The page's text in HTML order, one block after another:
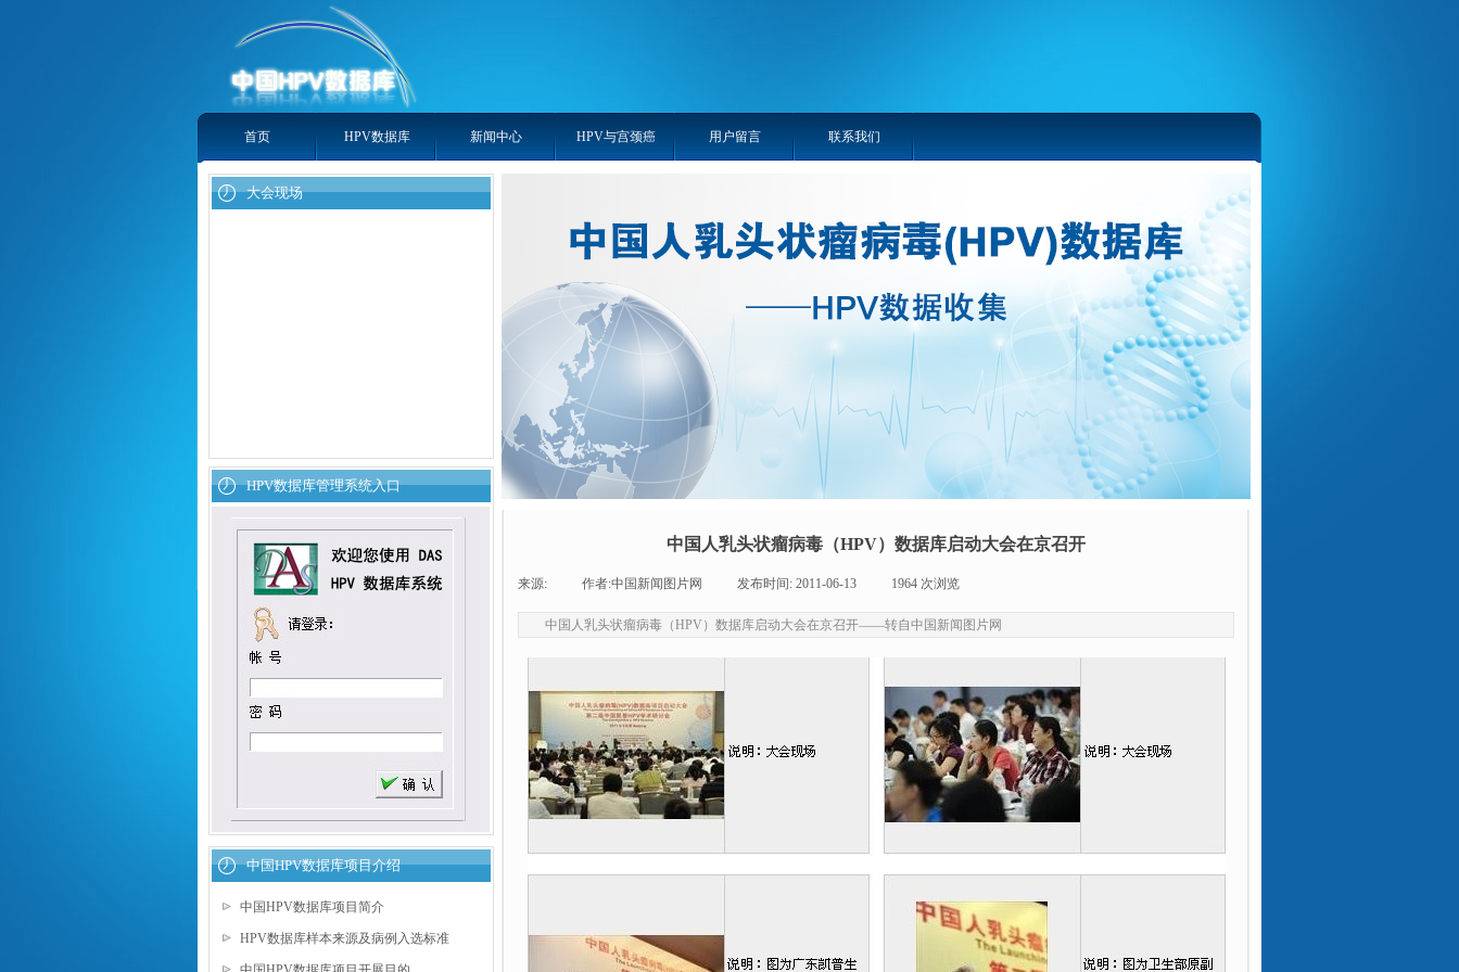
首页 HPV数据库 新闻中心 HPV与宫颈癌 用户留言 联系我们
大会现场
HPV数据库管理系统入口
中国人乳头状瘤病毒（HPV）数据库启动大会在京召开
来源: 作者:中国新闻图片网 发布时间: 2011-06-13 1964 次浏览
中国人乳头状瘤病毒（HPV）数据库启动大会在京召开——转自中国新闻图片网
中国HPV数据库项目简介
HPV数据库样本来源及病例入选标准
中国HPV数据库项目介绍